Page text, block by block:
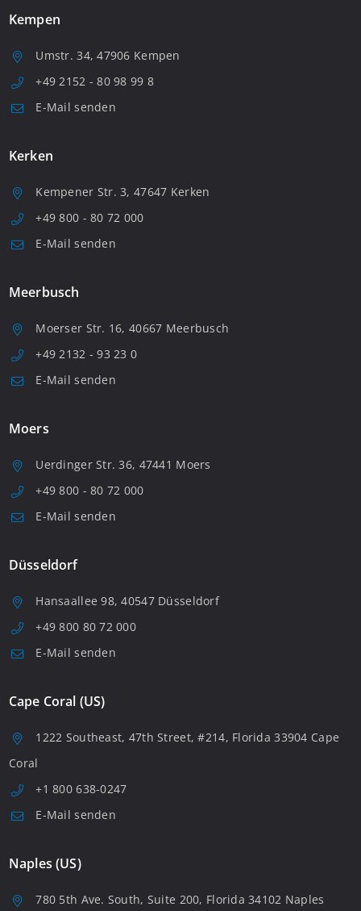
Kempen
Umstr. 34, 47906 Kempen
+49 2152 - 80 98 99 8
E-Mail senden
Kerken
Kempener Str. 3, 47647 Kerken
+49 800 - 80 72 000
E-Mail senden
Meerbusch
Moerser Str. 16, 40667 Meerbusch
+49 2132 - 93 23 0
E-Mail senden
Moers
Uerdinger Str. 36, 47441 Moers
+49 800 - 80 72 000
E-Mail senden
Düsseldorf
Hansaallee 98, 40547 Düsseldorf
+49 800 80 72 000
E-Mail senden
Cape Coral (US)
1222 Southeast, 47th Street, #214, Florida 33904 Cape
Coral
+1 800 638-0247
E-Mail senden
Naples (US)
780 5th Ave. South, Suite 200, Florida 34102 Naples